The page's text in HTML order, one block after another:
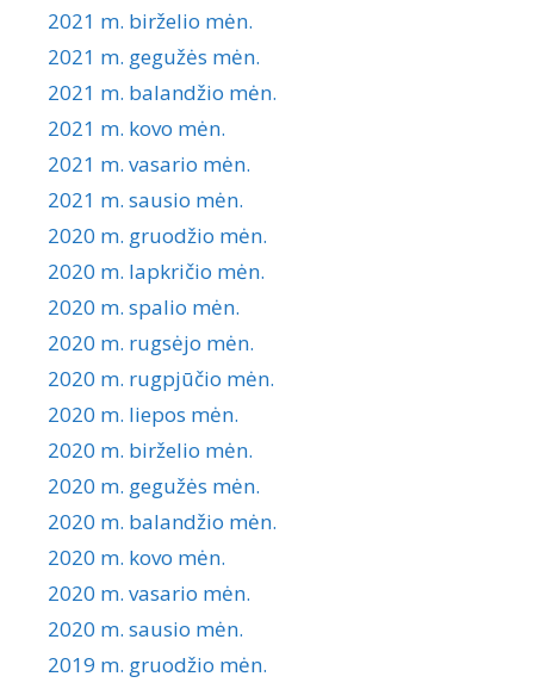
2021 m. birželio mėn.
2021 m. gegužės mėn.
2021 m. balandžio mėn.
2021 m. kovo mėn.
2021 m. vasario mėn.
2021 m. sausio mėn.
2020 m. gruodžio mėn.
2020 m. lapkričio mėn.
2020 m. spalio mėn.
2020 m. rugsėjo mėn.
2020 m. rugpjūčio mėn.
2020 m. liepos mėn.
2020 m. birželio mėn.
2020 m. gegužės mėn.
2020 m. balandžio mėn.
2020 m. kovo mėn.
2020 m. vasario mėn.
2020 m. sausio mėn.
2019 m. gruodžio mėn.